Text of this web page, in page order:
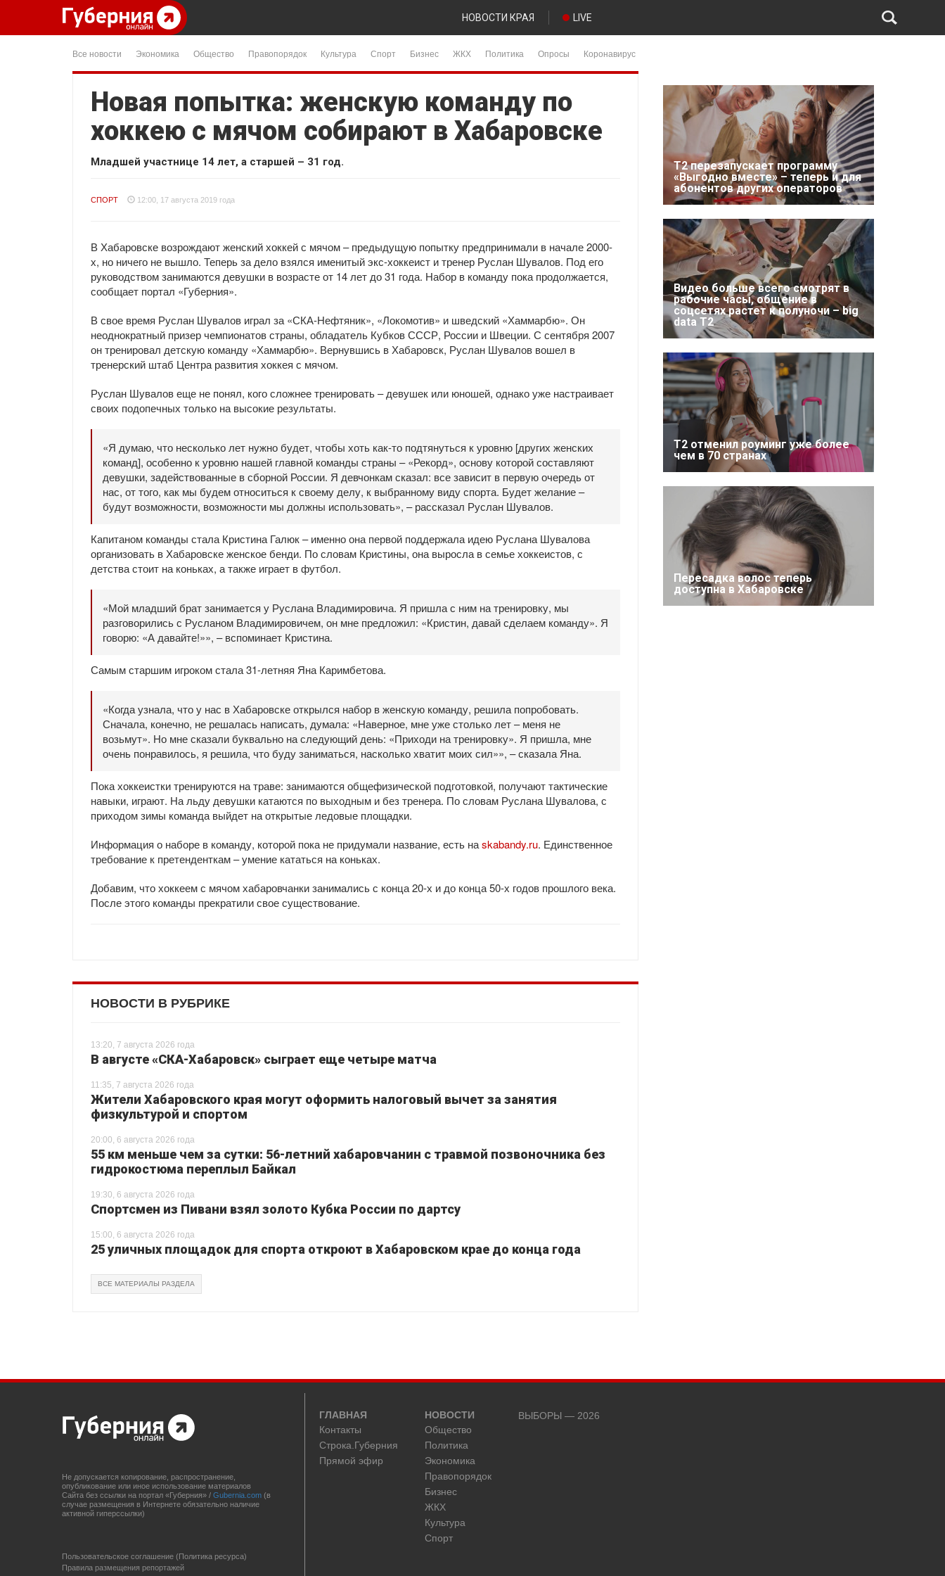
НОВОСТИ КРАЯ LIVE
Все новости Экономика Общество Правопорядок Культура Спорт Бизнес ЖКХ Политика Опросы Коронавирус
Новая попытка: женскую команду по
хоккею с мячом собирают в Хабаровске
Младшей участнице 14 лет, а старшей – 31 год.
СПОРТ 12:00, 17 августа 2019 года
В Хабаровске возрождают женский хоккей с мячом – предыдущую попытку предпринимали в начале 2000-
х, но ничего не вышло. Теперь за дело взялся именитый экс-хоккеист и тренер Руслан Шувалов. Под его
руководством занимаются девушки в возрасте от 14 лет до 31 года. Набор в команду пока продолжается,
сообщает портал «Губерния».
В свое время Руслан Шувалов играл за «СКА-Нефтяник», «Локомотив» и шведский «Хаммарбю». Он
неоднократный призер чемпионатов страны, обладатель Кубков СССР, России и Швеции. С сентября 2007
он тренировал детскую команду «Хаммарбю». Вернувшись в Хабаровск, Руслан Шувалов вошел в
тренерский штаб Центра развития хоккея с мячом.
Руслан Шувалов еще не понял, кого сложнее тренировать – девушек или юношей, однако уже настраивает
своих подопечных только на высокие результаты.
«Я думаю, что несколько лет нужно будет, чтобы хоть как-то подтянуться к уровню [других женских
команд], особенно к уровню нашей главной команды страны – «Рекорд», основу которой составляют
девушки, задействованные в сборной России. Я девчонкам сказал: все зависит в первую очередь от
нас, от того, как мы будем относиться к своему делу, к выбранному виду спорта. Будет желание –
будут возможности, возможности мы должны использовать», – рассказал Руслан Шувалов.
Капитаном команды стала Кристина Галюк – именно она первой поддержала идею Руслана Шувалова
организовать в Хабаровске женское бенди. По словам Кристины, она выросла в семье хоккеистов, с
детства стоит на коньках, а также играет в футбол.
«Мой младший брат занимается у Руслана Владимировича. Я пришла с ним на тренировку, мы
разговорились с Русланом Владимировичем, он мне предложил: «Кристин, давай сделаем команду». Я
говорю: «А давайте!»», – вспоминает Кристина.
Самым старшим игроком стала 31-летняя Яна Каримбетова.
«Когда узнала, что у нас в Хабаровске открылся набор в женскую команду, решила попробовать.
Сначала, конечно, не решалась написать, думала: «Наверное, мне уже столько лет – меня не
возьмут». Но мне сказали буквально на следующий день: «Приходи на тренировку». Я пришла, мне
очень понравилось, я решила, что буду заниматься, насколько хватит моих сил»», – сказала Яна.
Пока хоккеистки тренируются на траве: занимаются общефизической подготовкой, получают тактические
навыки, играют. На льду девушки катаются по выходным и без тренера. По словам Руслана Шувалова, с
приходом зимы команда выйдет на открытые ледовые площадки.
Информация о наборе в команду, которой пока не придумали название, есть наskabandy.ru. Единственное
требование к претенденткам – умение кататься на коньках.
Добавим, что хоккеем с мячом хабаровчанки занимались с конца 20-х и до конца 50-х годов прошлого века.
После этого команды прекратили свое существование.
НОВОСТИ В РУБРИКЕ
13:20, 7 августа 2026 года
В августе «СКА-Хабаровск» сыграет еще четыре матча
11:35, 7 августа 2026 года
Жители Хабаровского края могут оформить налоговый вычет за занятия
физкультурой и спортом
20:00, 6 августа 2026 года
55 км меньше чем за сутки: 56-летний хабаровчанин с травмой позвоночника без
гидрокостюма переплыл Байкал
19:30, 6 августа 2026 года
Спортсмен из Пивани взял золото Кубка России по дартсу
15:00, 6 августа 2026 года
25 уличных площадок для спорта откроют в Хабаровском крае до конца года
ВСЕ МАТЕРИАЛЫ РАЗДЕЛА
Т2 перезапускает программу
«Выгодно вместе» – теперь и для
абонентов других операторов
Видео больше всего смотрят в
рабочие часы, общение в
соцсетях растет к полуночи – big
data T2
Т2 отменил роуминг уже более
чем в 70 странах
Пересадка волос теперь
доступна в Хабаровске
Не допускается копирование, распространение,
опубликование или иное использование материалов
Сайта без ссылки на портал «Губерния» / Gubernia.com (в
случае размещения в Интернете обязательно наличие
активной гиперссылки)
Пользовательское соглашение (Политика ресурса)
Правила размещения репортажей
ГЛАВНАЯ
Контакты
Строка.Губерния
Прямой эфир
НОВОСТИ
Общество
Политика
Экономика
Правопорядок
Бизнес
ЖКХ
Культура
Спорт
ВЫБОРЫ — 2026